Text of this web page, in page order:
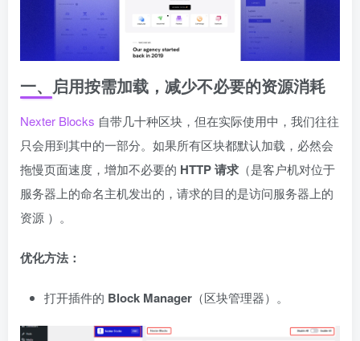
一、启用按需加载，减少不必要的资源消耗
Nexter Blocks 自带几十种区块，但在实际使用中，我们往往
只会用到其中的一部分。如果所有区块都默认加载，必然会
拖慢页面速度，增加不必要的 HTTP 请求 （是客户机对位于
服务器上的命名主机发出的，请求的目的是访问服务器上的
资源 ）。
优化方法：
打开插件的 Block Manager （区块管理器）。